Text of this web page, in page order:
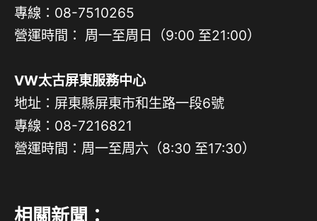
專線：08-7510265
營運時間： 周一至周日（9:00 至21:00）
VW太古屏東服務中心
地址：屏東縣屏東市和生路一段6號
專線：08-7216821
營運時間：周一至周六（8:30 至17:30）
相關新聞：